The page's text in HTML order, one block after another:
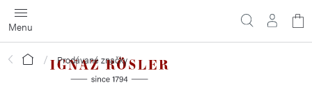
Přejít
na
obsah
Domů Prodávané značky